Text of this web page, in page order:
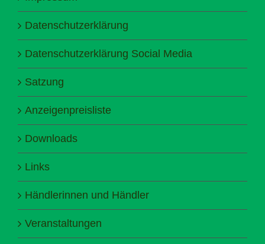
Datenschutzerklärung
Datenschutzerklärung Social Media
Satzung
Anzeigenpreisliste
Downloads
Links
Händlerinnen und Händler
Veranstaltungen